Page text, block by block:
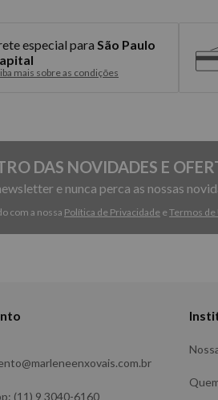
especial para São Paulo
mais sobre as condições
DAS NOVIDADES E
e nunca perca as nossas
com a nossa Política de Privacidade e Termos de
(11) 9 3040-6160